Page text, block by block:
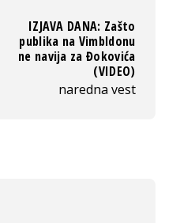
IZJAVA DANA: Zašto
publika na Vimbldonu
ne navija za Đokovića
(VIDEO)
naredna vest